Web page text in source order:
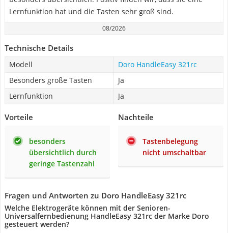
Lernfunktion hat und die Tasten sehr groß sind.
08/2026
Technische Details
Modell
Doro HandleEasy 321rc
Besonders große Tasten
Ja
Lernfunktion
Ja
Vorteile
besonders
übersichtlich durch
geringe Tastenzahl
Nachteile
Tastenbelegung
nicht umschaltbar
Fragen und Antworten zu Doro HandleEasy 321rc
Welche Elektrogeräte können mit der Senioren-
Universalfernbedienung HandleEasy 321rc der Marke Doro
gesteuert werden?